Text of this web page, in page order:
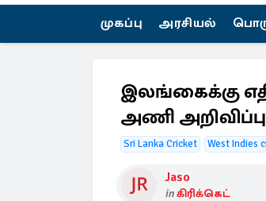
முகப்பு அரசியல்
இலங்கைக்கு
அணி அறிவிப்பு
Sri Lanka Cricket West Indies
Jaso
inகிரிக்கெட்